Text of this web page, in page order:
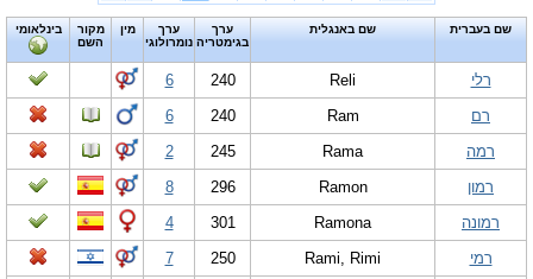
שמות נדירים
קטגוריות
מפורסמיםחדש!
נומרולוגיה
הוסף שם
צור קשר
פייסבוק
שם בעברית שם באנגלית
ערך
בגימטריה
ערך
נומרולוגי
מין
מקור
השם
בינלאומי
רלי Reli
240
6
רם
Ram
240
6
רמה
Rama
245
2
רמון
Ramon
296
8
רמונה
Ramona
301
4
רמי
Rami, Rimi
250
7